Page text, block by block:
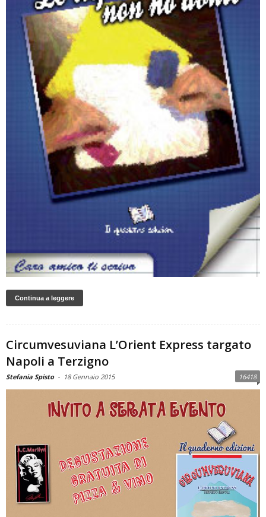
Continua a leggere
Circumvesuviana L’Orient Express targato
Napoli a Terzigno
Stefania Spisto - 18 Gennaio 2015 16418